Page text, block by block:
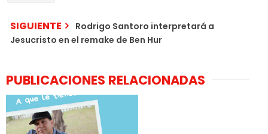
SIGUIENTE
Rodrigo Santoro interpretará a
Jesucristo en el remake de Ben Hur
PUBLICACIONES RELACIONADAS